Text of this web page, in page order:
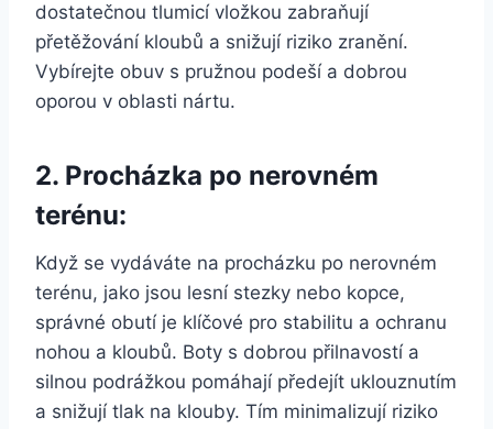
dostatečnou tlumicí vložkou zabraňují
přetěžování kloubů a snižují riziko zranění.
Vybírejte obuv s pružnou podeší a dobrou
oporou v oblasti nártu.
2. Procházka po nerovném
terénu:
Když se vydáváte na procházku po nerovném
terénu, jako jsou lesní stezky nebo kopce,
správné obutí je klíčové pro stabilitu a ochranu
nohou a kloubů. Boty s dobrou přilnavostí a
silnou podrážkou pomáhají předejít uklouznutím
a snižují tlak na klouby. Tím minimalizují riziko